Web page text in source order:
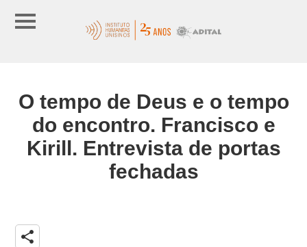
O tempo de Deus e o tempo
do encontro. Francisco e
Kirill. Entrevista de portas
fechadas
share